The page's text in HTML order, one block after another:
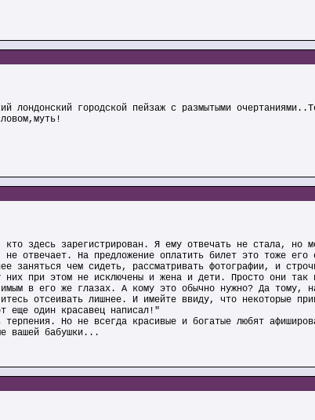
лондонский городской пейзаж с размытыми
здесь зарегистрирован. Я ему отвечать не стала, но
отвечает. На предложение оплатить билет это тоже
заняться чем сидеть, рассматривать фотографии, и
при этом не исключены и жена и дети. Просто они так
в его же глазах. А кому это обычно нужно? Да тому,
отсеивать лишнее. И имейте ввиду, что некоторые
еще один красавец написал!"
Но не всегда красивые и богатые любят
вашей бабушки...